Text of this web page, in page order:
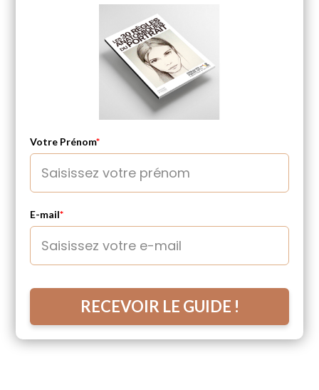
Votre Prénom*
E-mail*
RECEVOIR LE GUIDE !